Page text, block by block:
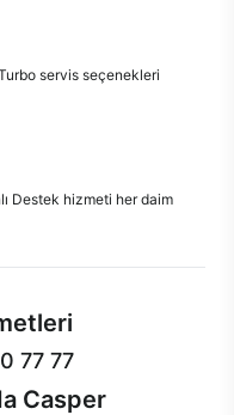
servis seçenekleri
Destek hizmeti her daim
77 77
Casper